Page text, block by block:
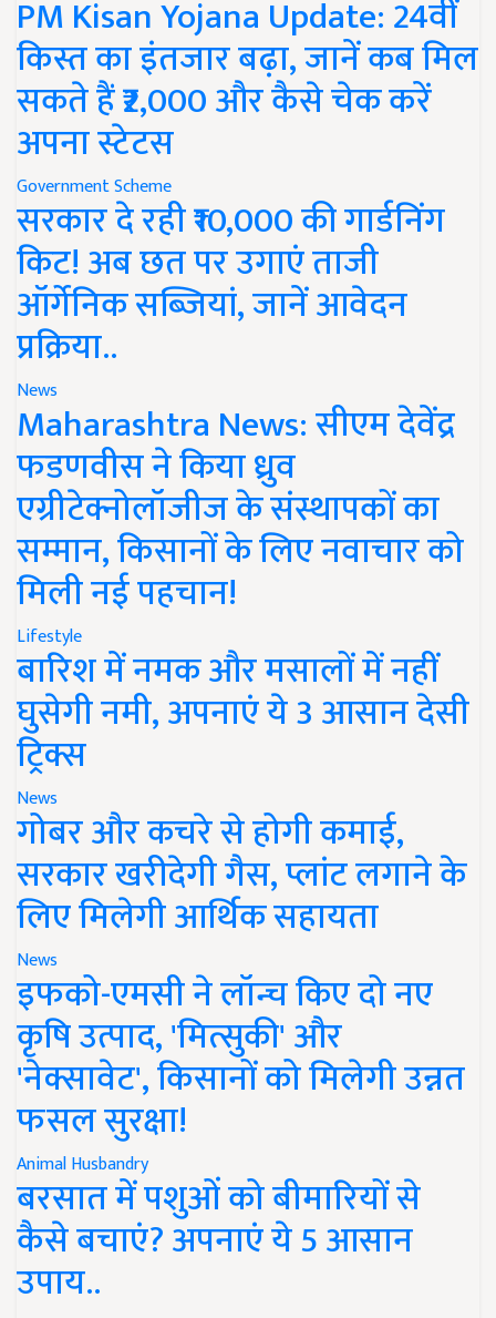
PM Kisan Yojana Update: 24वीं
किस्त का इंतजार बढ़ा, जानें कब मिल
सकते हैं ₹2,000 और कैसे चेक करें
अपना स्टेटस
Government Scheme
सरकार दे रही ₹10,000 की गार्डनिंग
किट! अब छत पर उगाएं ताजी
ऑर्गेनिक सब्जियां, जानें आवेदन
प्रक्रिया..
News
Maharashtra News: सीएम देवेंद्र
फडणवीस ने किया ध्रुव
एग्रीटेक्नोलॉजीज के संस्थापकों का
सम्मान, किसानों के लिए नवाचार को
मिली नई पहचान!
Lifestyle
बारिश में नमक और मसालों में नहीं
घुसेगी नमी, अपनाएं ये 3 आसान देसी
ट्रिक्स
News
गोबर और कचरे से होगी कमाई,
सरकार खरीदेगी गैस, प्लांट लगाने के
लिए मिलेगी आर्थिक सहायता
News
इफको-एमसी ने लॉन्च किए दो नए
कृषि उत्पाद, 'मित्सुकी' और
'नेक्सावेट', किसानों को मिलेगी उन्नत
फसल सुरक्षा!
Animal Husbandry
बरसात में पशुओं को बीमारियों से
कैसे बचाएं? अपनाएं ये 5 आसान
उपाय..